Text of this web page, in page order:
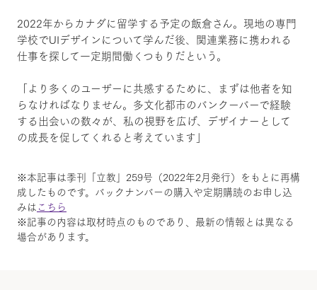
2022年からカナダに留学する予定の飯倉さん。現地の専門
学校でUIデザインについて学んだ後、関連業務に携われる
仕事を探して一定期間働くつもりだという。
「より多くのユーザーに共感するために、まずは他者を知
らなければなりません。多文化都市のバンクーバーで経験
する出会いの数々が、私の視野を広げ、デザイナーとして
の成長を促してくれると考えています」
※本記事は季刊「立教」259号（2022年2月発行）をもとに再構
成したものです。バックナンバーの購入や定期購読のお申し込
みはこちら
※記事の内容は取材時点のものであり、最新の情報とは異なる
場合があります。